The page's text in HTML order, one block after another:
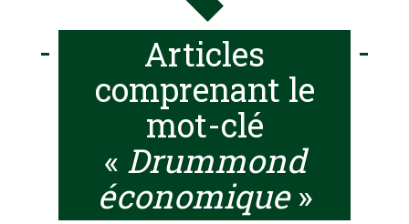
Articles
comprenant le
mot-clé
« Drummond
économique»